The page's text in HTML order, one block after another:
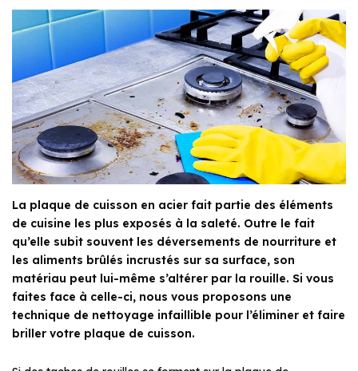
La plaque de cuisson en acier fait partie des éléments
de cuisine les plus exposés à la saleté. Outre le fait
qu’elle subit souvent les déversements de nourriture et
les aliments brûlés incrustés sur sa surface, son
matériau peut lui-même s’altérer par la rouille. Si vous
faites face à celle-ci, nous vous proposons une
technique de nettoyage infaillible pour l’éliminer et faire
briller votre plaque de cuisson.